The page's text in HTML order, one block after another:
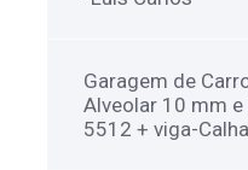
Garagem de
Alveolar 10 mm e
5512 + viga-Calha